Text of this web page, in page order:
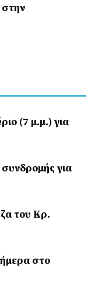
(7 μ.μ.) για
συνδρομής για
του Κρ.
στο